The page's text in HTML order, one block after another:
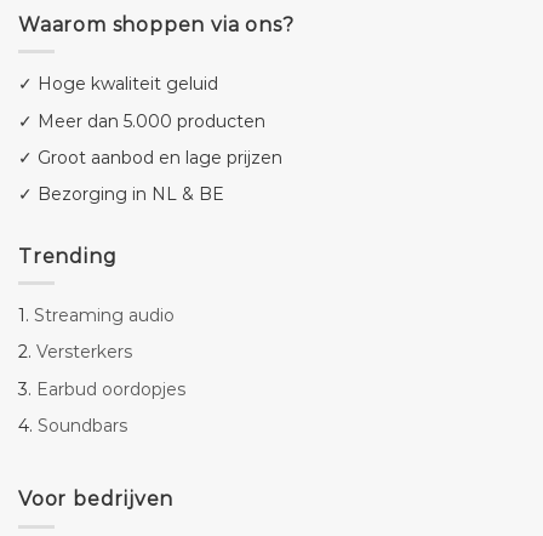
Waarom shoppen via ons?
✓ Hoge kwaliteit geluid
✓ Meer dan 5.000 producten
✓ Groot aanbod en lage prijzen
✓ Bezorging in NL & BE
Trending
1. Streaming audio
2. Versterkers
3. Earbud oordopjes
4. Soundbars
Voor bedrijven